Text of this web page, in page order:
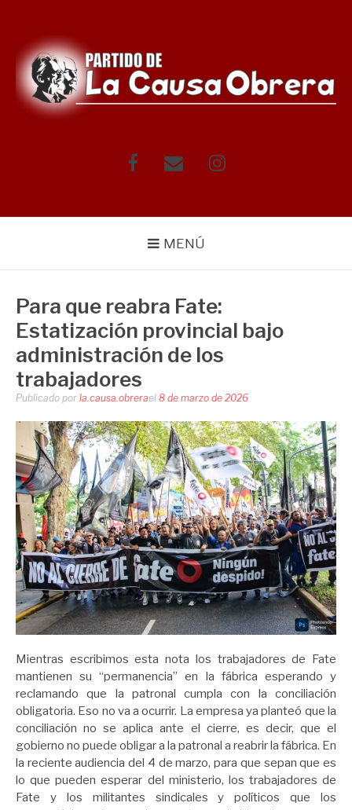
contenido
FacebookCorreo Instagram
MENÚ
Para que reabra Fate:
Estatización provincial bajo
administración de los
trabajadores
Publicado por la.causa.obrerael 8 de marzo de 2026
Mientras escribimos esta nota los trabajadores de Fate
mantienen su “permanencia” en la fábrica esperando y
reclamando que la patronal cumpla con la conciliación
obligatoria. Eso no va a ocurrir. La empresa ya planteó que la
conciliación no se aplica ante el cierre, es decir, que el
gobierno no puede obligar a la patronal a reabrir la fábrica. En
la reciente audiencia del 4 de marzo, para que sepan que es
lo que pueden esperar del ministerio, los trabajadores de
Fate y los militantes sindicales y políticos que los